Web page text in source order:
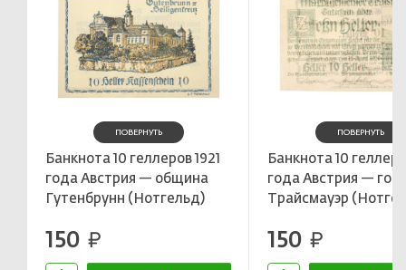
ПОВЕРНУТЬ
Банкнота 10 геллеров 1921
года Австрия — община
Гутенбрунн (Нотгельд)
150 руб.
ПОВЕРНУТЬ
Банкнота 10
года Австрия —
Трайсмауэр
150 руб.